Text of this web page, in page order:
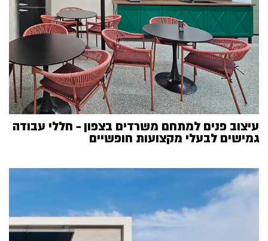
עיצוב פנים למתחם משרדים בצפון – חללי עבודה
גמישים לבעלי מקצועות חופשיים